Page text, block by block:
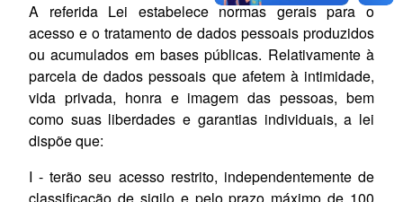
A referida Lei estabelece normas gerais para o
acesso e o tratamento de dados pessoais produzidos
ou acumulados em bases públicas. Relativamente à
parcela de dados pessoais que afetem à intimidade,
vida privada, honra e imagem das pessoas, bem
como suas liberdades e garantias individuais, a lei
dispõe que:
I - terão seu acesso restrito, independentemente de